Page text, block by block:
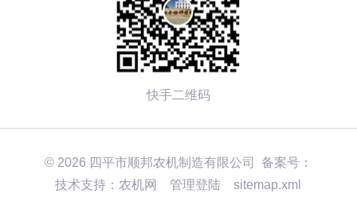
快手二维码
© 2026 四平市顺邦农机制造有限公司 备案号：
技术支持： 农机网 管理登陆 sitemap.xml